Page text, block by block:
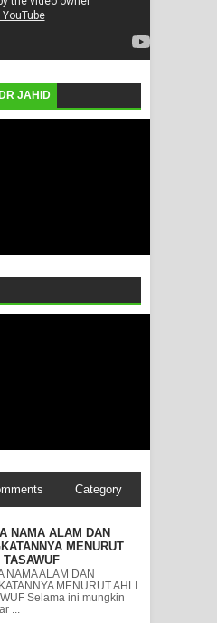
JAHID
Category
NAMA ALAM DAN
MENURUT
NAMA ALAM DAN
MENURUT AHLI
Selama ini mungkin
...